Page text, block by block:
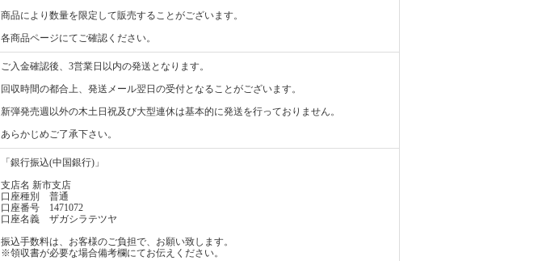
商品により数量を限定して販売することがございます。
各商品ページにてご確認ください。
ご入金確認後、3営業日以内の発送となります。
回収時間の都合上、発送メール翌日の受付となることがございます。
新弾発売週以外の木土日祝及び大型連休は基本的に発送を行っておりません。
あらかじめご了承下さい。
「銀行振込(中国銀行)」
支店名 新市支店
口座種別 普通
口座番号 1471072
口座名義 ザガシラテツヤ
振込手数料は、お客様のご負担で、お願い致します。
※領収書が必要な場合備考欄にてお伝えください。